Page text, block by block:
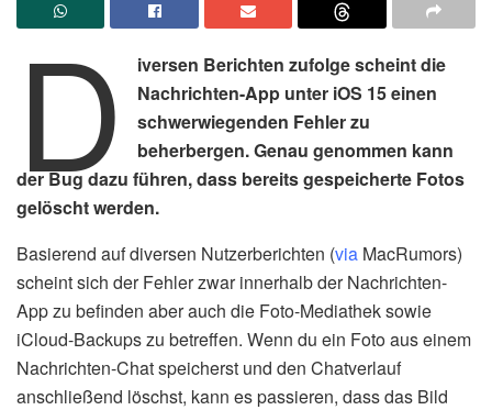
D
iversen Berichten zufolge scheint die
Nachrichten-App unter iOS 15 einen
schwerwiegenden Fehler zu
beherbergen. Genau genommen kann
der Bug dazu führen, dass bereits gespeicherte Fotos
gelöscht werden.
Basierend auf diversen Nutzerberichten (via MacRumors)
scheint sich der Fehler zwar innerhalb der Nachrichten-
App zu befinden aber auch die Foto-Mediathek sowie
iCloud-Backups zu betreffen. Wenn du ein Foto aus einem
Nachrichten-Chat speicherst und den Chatverlauf
anschließend löschst, kann es passieren, dass das Bild